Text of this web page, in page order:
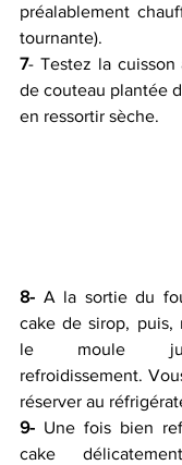
préalablement
tournante).
7- Testez la
de couteau plantée
en ressortir sèche.
8- A la sortie du
cake de sirop, puis,
le moule
refroidissement.
réserver au
9- Une fois bien
cake